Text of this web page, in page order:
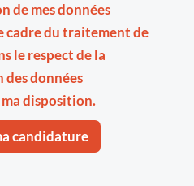
de mes données
cadre du traitement de
le respect de la
données
ma disposition.
candidature